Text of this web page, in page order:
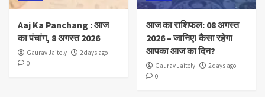
Aaj Ka Panchang : आज
का पंचांग, 8 अगस्त 2026
Gaurav Jaitely
2 days ago
0
आज का राशिफल: 08 अगस्त
2026 – जानिए! कैसा रहेगा
आपका आज का दिन?
Gaurav Jaitely
2 days ago
0